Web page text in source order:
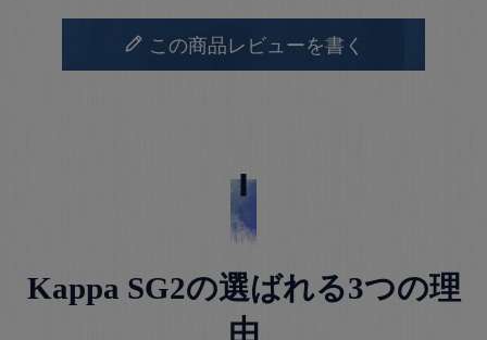
この商品レビューを書く
Kappa SG2の選ばれる3つの理
由